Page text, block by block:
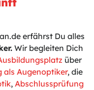
erfährst Du alles
Wir begleiten Dich
über
als Augenoptiker, die
, Abschlussprüfung